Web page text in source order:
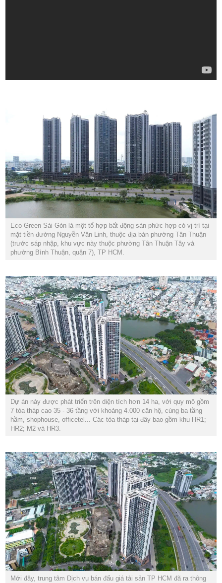
Eco Green Sài Gòn là một tổ hợp bất động sản phức hợp có vị trí tại
mặt tiền đường Nguyễn Văn Linh, thuộc địa bàn phường Tân Thuận
(trước sáp nhập, khu vực này thuộc phường Tân Thuận Tây và
phường Bình Thuận, quận 7), TP HCM.
Dự án này được phát triển trên diện tích hơn 14 ha, với quy mô gồm
7 tòa tháp cao 35 - 36 tầng với khoảng 4.000 căn hộ, cùng ba tầng
hầm, shophouse, officetel... Các tòa tháp tại đây bao gồm khu HR1;
HR2; M2 và HR3.
Mới đây, trung tâm Dịch vụ bán đấu giá tài sản TP HCM đã ra thông